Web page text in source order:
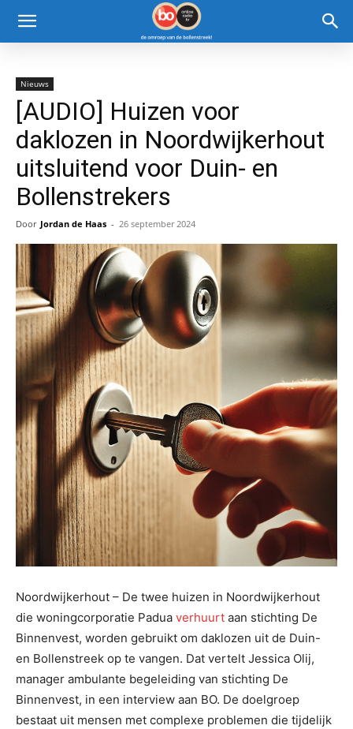
Nieuws
[AUDIO] Huizen voor
daklozen in Noordwijkerhout
uitsluitend voor Duin- en
Bollenstrekers
Door Jordan de Haas - 26 september 2024
Noordwijkerhout – De twee huizen in Noordwijkerhout
die woningcorporatie Padua verhuurt aan stichting De
Binnenvest, worden gebruikt om daklozen uit de Duin-
en Bollenstreek op te vangen. Dat vertelt Jessica Olij,
manager ambulante begeleiding van stichting De
Binnenvest, in een interview aan BO. De doelgroep
bestaat uit mensen met complexe problemen die tijdelijk